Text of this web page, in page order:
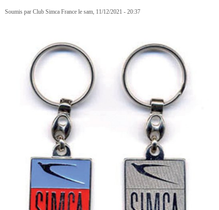
Soumis par Club Simca France le sam, 11/12/2021 - 20:37